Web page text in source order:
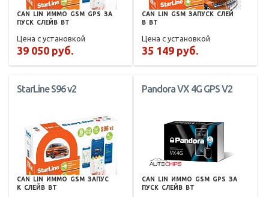
CAN LIN ИММО GSM GPS ЗА
ПУСК СЛЕЙВ BT
Цена с установкой
39 050 руб.
CAN LIN GSM ЗАПУСК СЛЕЙ
В
BT
Цена с установкой
35 149 руб.
StarLine S96 v2
CAN LIN ИММО GSM ЗАПУС
К СЛЕЙВ BT
Pandora VX 4G GPS V2
CAN LIN ИММО GSM GPS ЗА
ПУСК СЛЕЙВ BT